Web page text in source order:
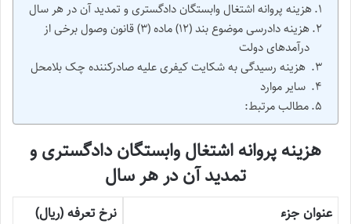
هزینه پروانه اشتغال وابستگان دادگستری و تمدید آن در هر سال
هزینه دادرسی موضوع بند (12) ماده (3) قانون وصول برخی از
درآمدهای دولت
هزینه رسیدگی به شکایت کیفری علیه صادرکننده چک بلامحل
سایر موارد
مطالب مرتبط:
هزینه پروانه اشتغال وابستگان دادگستری و
تمدید آن در هر سال
عنوان جزء
نرخ تعرفه (ریال)